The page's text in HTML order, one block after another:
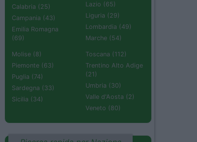
Calabria (25)
Campania (43)
Emilia Romagna
(69)
Lazio (65)
Liguria (29)
Lombardia (49)
Marche (54)
Molise (8)
Piemonte (63)
Puglia (74)
Sardegna (33)
Sicilia (34)
Toscana (112)
Trentino Alto Adige
(21)
Umbria (30)
Valle d'Aosta (2)
Veneto (80)